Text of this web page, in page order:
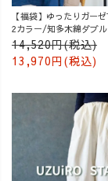
【福袋】ゆったりガー
2カラー/知多木綿ダブ
14,520円(税込)
13,970円(税込)